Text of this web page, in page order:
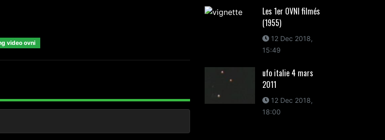
video ovni
Les 1er OVNI filmés
(1955)
12 Dec 2018,
15:49
ufo italie 4 mars
2011
12 Dec 2018,
18:00